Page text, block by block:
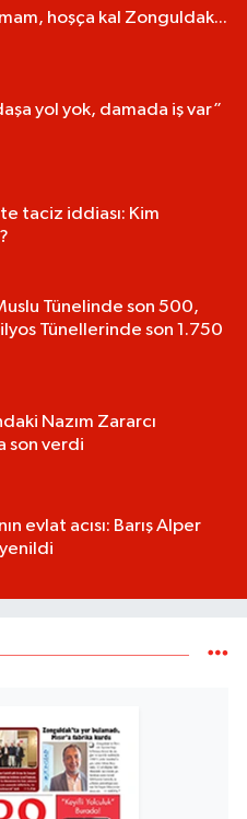
hoşça kal Zonguldak...
yol yok, damada iş var”
taciz iddiası: Kim
Tünelinde son 500,
Tünellerinde son 1.750
Nazım Zararcı
son verdi
evlat acısı: Barış Alper